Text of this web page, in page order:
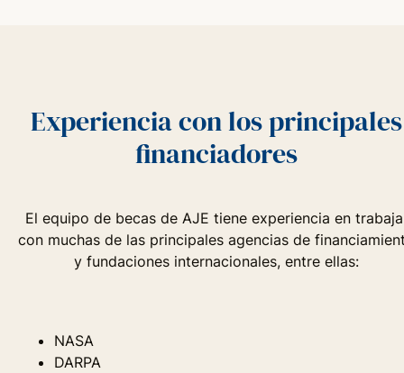
Experiencia con los principales
financiadores
El equipo de becas de AJE tiene experiencia en
con muchas de las principales agencias de
y fundaciones internacionales, entre ellas:
NASA
DARPA